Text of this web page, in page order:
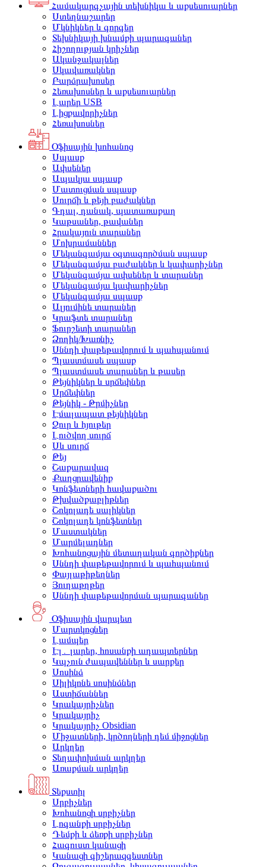
Համակարգչային տեխնիկա և աքսեսուարներ
Ստեղնաշարեր
Մկնիկներ և գորգեր
Տեխնիկայի խնամքի պարագաներ
Հիշողության կրիչներ
Ականջակալներ
Սկավառակներ
Բարձրախոսեր
Հեռախոսներ և աքսեսուարներ
Լարեր USB
Լիցքավորիչներ
Հեռախոսներ
Օֆիսային խոհանոց
Սպասք
Ափսեներ
Ապակյա սպասք
Մատուցման սպասք
Սուրճի և թեյի բաժակներ
Գդալ, դանակ, պատառաքաղ
Կաթսաներ, թավաներ
Հրակայուն տարաներ
Մոխրամաններ
Մեկանգամյա օգտագործման սպասք
Մեկանգամյա բաժակներ և կափարիչներ
Մեկանգամյա ափսեներ և տարաներ
Մեկանգամյա կափարիչներ
Մեկանգամյա սպասք
Ալյումինե տարաներ
Կրաֆտե տարաներ
Ֆուրշետի տարաներ
Ձողիկ/Խառնիչ
Սննդի փաթեթավորում և պահպանում
Պլաստմասե սպասք
Պլաստմասե տարաներ և թասեր
Թեյնիկներ և սրճեփներ
Սրճեփներ
Թեյնիկ - Թրմիչներ
Էմալապատ թեյնիկներ
Ջուր և հյութեր
Լուծվող սուրճ
Սև սուրճ
Թեյ
Շաքարավազ
Քաղցրավենիք
Կոնֆետների հավաքածու
Թխվածքաբլիթներ
Շոկոլադե սալիկներ
Շոկոլադե կոնֆետներ
Մաստակներ
Մարմելադներ
Խոհանոցային մետաղական գործիքներ
Սննդի փաթեթավորում և պահպանում
Փայլաթիթեղներ
Յուղաթղթեր
Սննդի փաթեթավորման պարագաներ
Օֆիսային վարպետ
Մարտկոցներ
Լամպեր
Էլ․ լարեր, հոսանքի ադապտերներ
Կպչուն ժապավեններ և սարքեր
Սոսինձ
Սիլիկոնե սոսինձներ
Աստիճաններ
Կրակայրիչներ
Կրակայրիչ
Կրակայրիչ Obsidian
Միջատների, կրծողների դեմ միջոցներ
Արկղեր
Տեղափոխման արկղեր
Առաքման արկղեր
Տեքստիլ
Սրբիչներ
Խոհանոցի սրբիչներ
Լոգանքի սրբիչներ
Դեմքի և ձեռքի սրբիչներ
Հագուստ կանացի
Կանացի գիշերազգեստներ